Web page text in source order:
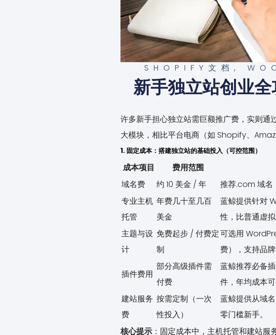
SHOPIFY文档 ,
新手独立站创业
许多新手担心独立站需巨额推广费，实则
大模块，相比平台电商（如 Shopify、
1. 固定成本：搭建独立站的基础投入（可控范围）
成本项目 费用范围
域名费
约 10 美金 / 年
推荐.com 域名
专业主机
托管
年费几十至几百
美金
蓝鲸提供针对
性，比普通虚
主题与设
计
免费起步 / 付费定
制
可选用
费），支持品牌
插件费用
部分高级插件需
付费
蓝鲸推荐必备
件，年均成本
建站服务
费
按需定制（一次
性投入）
蓝鲸提供从域
零门槛新手。
核心提示 ：固定成本中，主机托管和建站